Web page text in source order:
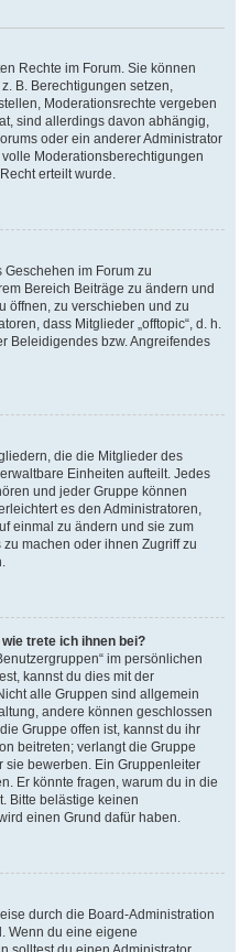
Rechte im Forum. Sie können
B. Berechtigungen setzen,
Moderationsrechte vergeben
sind allerdings davon abhängig,
oder ein anderer Administrator
Moderationsberechtigungen
erteilt wurde.
Geschehen im Forum zu
Bereich Beiträge zu ändern und
öffnen, zu verschieben und zu
dass Mitglieder „offtopic“, d. h.
Beleidigendes bzw. Angreifendes
die die Mitglieder des
Einheiten aufteilt. Jedes
und jeder Gruppe können
es den Administratoren,
einmal zu ändern und sie zum
machen oder ihnen Zugriff zu
trete ich ihnen bei?
im persönlichen
kannst du dies mit der
alle Gruppen sind allgemein
andere können geschlossen
Gruppe offen ist, kannst du ihr
beitreten; verlangt die Gruppe
sie bewerben. Ein Gruppenleiter
Er könnte fragen, warum du in die
Bitte belästige keinen
einen Grund dafür haben.
durch die Board-Administration
Wenn du eine eigene